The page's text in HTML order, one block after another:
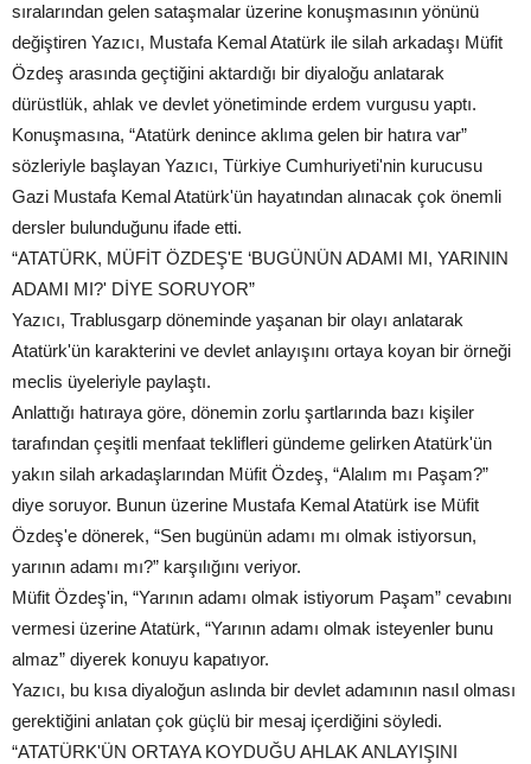
sıralarından gelen sataşmalar üzerine konuşmasının yönünü
değiştiren Yazıcı, Mustafa Kemal Atatürk ile silah arkadaşı Müfit
Özdeş arasında geçtiğini aktardığı bir diyaloğu anlatarak
dürüstlük, ahlak ve devlet yönetiminde erdem vurgusu yaptı.
Konuşmasına, “Atatürk denince aklıma gelen bir hatıra var”
sözleriyle başlayan Yazıcı, Türkiye Cumhuriyeti'nin kurucusu
Gazi Mustafa Kemal Atatürk'ün hayatından alınacak çok önemli
dersler bulunduğunu ifade etti.
“ATATÜRK, MÜFİT ÖZDEŞ'E ‘BUGÜNÜN ADAMI MI, YARININ
ADAMI MI?' DİYE SORUYOR”
Yazıcı, Trablusgarp döneminde yaşanan bir olayı anlatarak
Atatürk'ün karakterini ve devlet anlayışını ortaya koyan bir örneği
meclis üyeleriyle paylaştı.
Anlattığı hatıraya göre, dönemin zorlu şartlarında bazı kişiler
tarafından çeşitli menfaat teklifleri gündeme gelirken Atatürk'ün
yakın silah arkadaşlarından Müfit Özdeş, “Alalım mı Paşam?”
diye soruyor. Bunun üzerine Mustafa Kemal Atatürk ise Müfit
Özdeş'e dönerek, “Sen bugünün adamı mı olmak istiyorsun,
yarının adamı mı?” karşılığını veriyor.
Müfit Özdeş'in, “Yarının adamı olmak istiyorum Paşam” cevabını
vermesi üzerine Atatürk, “Yarının adamı olmak isteyenler bunu
almaz” diyerek konuyu kapatıyor.
Yazıcı, bu kısa diyaloğun aslında bir devlet adamının nasıl olması
gerektiğini anlatan çok güçlü bir mesaj içerdiğini söyledi.
“ATATÜRK'ÜN ORTAYA KOYDUĞU AHLAK ANLAYIŞINI